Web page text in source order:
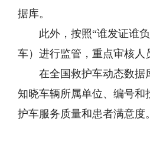
据库。
此外，按照“谁发证谁负
车）进行监管，重点审核人
在全国救护车动态数据库
知晓车辆所属单位、编号
护车服务质量和患者满意度。